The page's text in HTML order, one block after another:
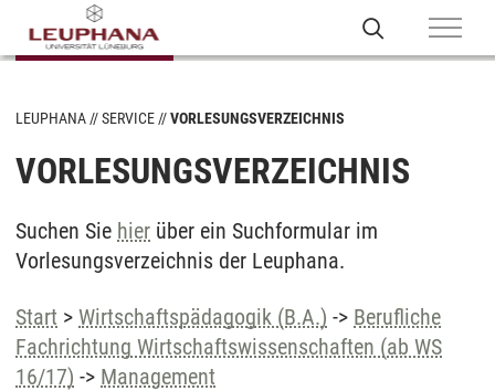
LEUPHANA SERVICE VORLESUNGSVERZEICHNIS
VORLESUNGSVERZEICHNIS
Suchen Sie hier über ein Suchformular im
Vorlesungsverzeichnis der Leuphana.
Start > Wirtschaftspädagogik (B.A.) -> Berufliche
Fachrichtung Wirtschaftswissenschaften (ab WS
16/17) -> Management